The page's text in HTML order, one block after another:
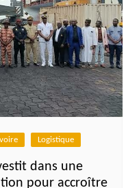
Logistique
dans une
pour accroître